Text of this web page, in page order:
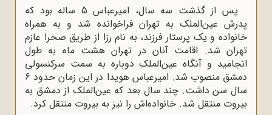
پس از گذشت سه سال، امیرعباس 5 ساله بود که
پدرش عین‌الملک به تهران فراخوانده شد و به همراه
خانواده و یک پرستار فرزند، به نام رزا از طریق صحرا عازم
تهران شد. اقامت آنان در تهران هشت ماه به طول
انجامید و آنگاه عین‌الملک دوباره به سمت سرکنسولى
دمشق منصوب شد. امیرعباس هویدا در این زمان حدود 6
سال سن داشت. چند سال بعد که عین‌الملک از دمشق به
بیروت منتقل شد. خانواده‌اش را نیز به بیروت منتقل کرد.